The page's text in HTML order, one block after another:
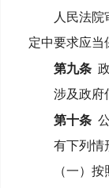
人民法院审
定中要求应当
第九条
涉及政府信
第十条
有下列情形
（一）按照